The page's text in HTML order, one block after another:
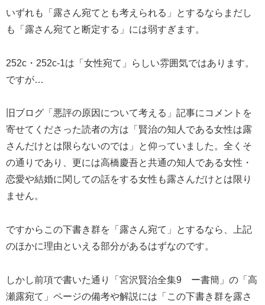
いずれも「露さん宛てとも考えられる」とするならまだし
も「露さん宛てと断定する」には弱すぎます。
252c・252c-1は「女性宛て」らしい雰囲気ではあります。
ですが…
旧ブログ「悪評の原因について考える」記事にコメントを
寄せてくださった読者の方は「賢治の知人である女性は露
さんだけとは限らないのでは」と仰っていました。全くそ
の通りであり、更には高橋慶吾と共通の知人である女性・
恋愛や結婚に関しての話をする女性も露さんだけとは限り
ません。
ですからこの下書き群を「露さん宛て」とするなら、上記
のほかに理由といえる部分があるはずなのです。
しかし前項で書いた通り「宮沢賢治全集9 ー書簡」の「高
瀬露宛て」ページの備考や解説には「この下書き群を露さ